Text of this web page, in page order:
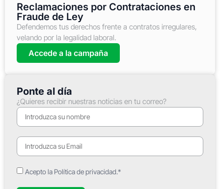
Reclamaciones por Contrataciones en
Fraude de Ley
Defendemos tus derechos frente a contratos irregulares,
velando por la legalidad laboral.
Accede a la campaña
Ponte al día
¿Quieres recibir nuestras noticias en tu correo?
Acepto la Política de privacidad.*